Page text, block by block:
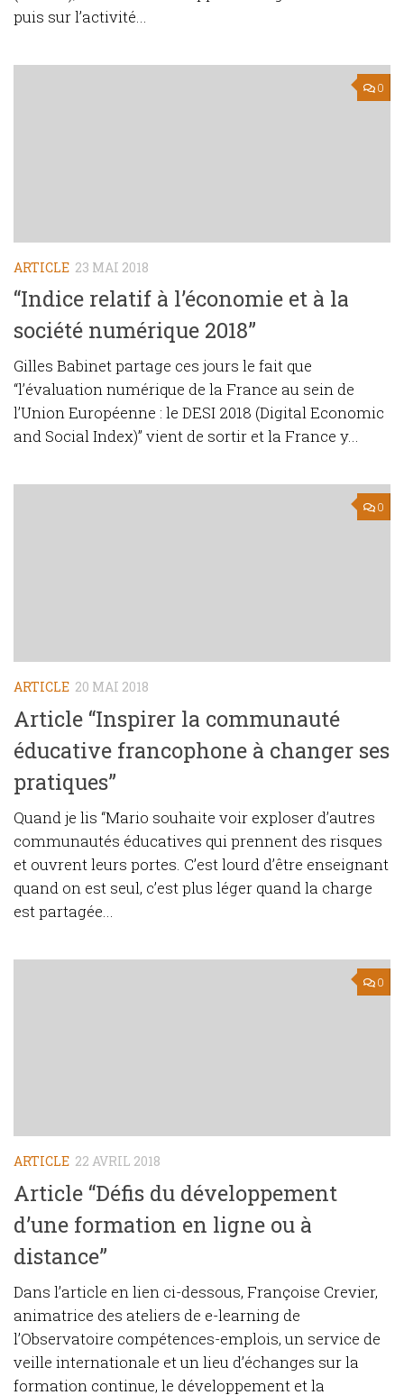
puis sur l’activité...
0
ARTICLE 23 MAI 2018
“Indice relatif à l’économie et à la
société numérique 2018”
Gilles Babinet partage ces jours le fait que
“l’évaluation numérique de la France au sein de
l’Union Européenne : le DESI 2018 (Digital Economic
and Social Index)” vient de sortir et la France y...
0
ARTICLE 20 MAI 2018
Article “Inspirer la communauté
éducative francophone à changer ses
pratiques”
Quand je lis “Mario souhaite voir exploser d’autres
communautés éducatives qui prennent des risques
et ouvrent leurs portes. C’est lourd d’être enseignant
quand on est seul, c’est plus léger quand la charge
est partagée...
0
ARTICLE 22 AVRIL 2018
Article “Défis du développement
d’une formation en ligne ou à
distance”
Dans l’article en lien ci-dessous, Françoise Crevier,
animatrice des ateliers de e-learning de
l’Observatoire compétences-emplois, un service de
veille internationale et un lieu d’échanges sur la
formation continue, le développement et la